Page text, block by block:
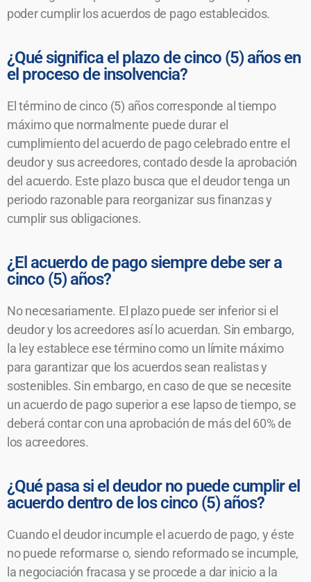
poder cumplir los acuerdos de pago establecidos.
¿Qué significa el plazo de cinco (5) años en
el proceso de insolvencia?
El término de cinco (5) años corresponde al tiempo
máximo que normalmente puede durar el
cumplimiento del acuerdo de pago celebrado entre el
deudor y sus acreedores, contado desde la aprobación
del acuerdo. Este plazo busca que el deudor tenga un
periodo razonable para reorganizar sus finanzas y
cumplir sus obligaciones.
¿El acuerdo de pago siempre debe ser a
cinco (5) años?
No necesariamente. El plazo puede ser inferior si el
deudor y los acreedores así lo acuerdan. Sin embargo,
la ley establece ese término como un límite máximo
para garantizar que los acuerdos sean realistas y
sostenibles. Sin embargo, en caso de que se necesite
un acuerdo de pago superior a ese lapso de tiempo, se
deberá contar con una aprobación de más del 60% de
los acreedores.
¿Qué pasa si el deudor no puede cumplir el
acuerdo dentro de los cinco (5) años?
Cuando el deudor incumple el acuerdo de pago, y éste
no puede reformarse o, siendo reformado se incumple,
la negociación fracasa y se procede a dar inicio a la